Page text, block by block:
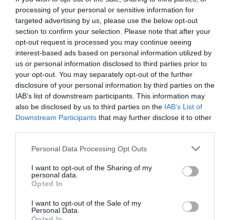
processing of your personal or sensitive information for
targeted advertising by us, please use the below opt-out
section to confirm your selection. Please note that after your
opt-out request is processed you may continue seeing
interest-based ads based on personal information utilized by
us or personal information disclosed to third parties prior to
your opt-out. You may separately opt-out of the further
disclosure of your personal information by third parties on the
IAB’s list of downstream participants. This information may
also be disclosed by us to third parties on the IAB’s List of
Downstream Participants that may further disclose it to other
Please note that this website/app uses one or more Google
not limited to your visit or usage behaviour. You may click to
grant or deny consent to Google and its third-party tags to
use your data for below specified purposes in below Google
consent section.
Personal Data Processing Opt Outs
I want to opt-out of the Sharing of my
personal data.
Opted In
I want to opt-out of the Sale of my
Personal Data.
rápillantva épp egy szép emlék jelenik meg rajtuk.
Egyedi kézműves ajándék
Nagy divatja van manapság a kézműves termékeknek,
amelyek amellett, hogy készítésük jellegéből adódóan is
egyediek, általában arra is lehetőség van, hogy az
alkotóval egyeztetve még személyesebbé teheted (egyéni
szín, felirat stb.). Hidd el, a kedvesed repdesni fog az
örömtől egy olyan ajándéktól, amilyen csak neki lesz, és
nem jön vele szembe az utcán, vagy látja minden
második kirakatban.
Természetesen a Valentin-napi meglepetés nemcsak egy
tárgyi ajándék lehet. Egy különleges program ugyanúgy
örökre emlékezetes marad. Biztosan van olyan program,
amelyre régóta vágytok mindketten. Egy romantikus
hajókázás, egy koncert, kiállítás vagy az az étterem, amit
korábban kinéztetek. Itt a remek alkalom, hogy randira